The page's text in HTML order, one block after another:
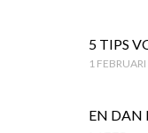
5 TIPS
1
EN DAN